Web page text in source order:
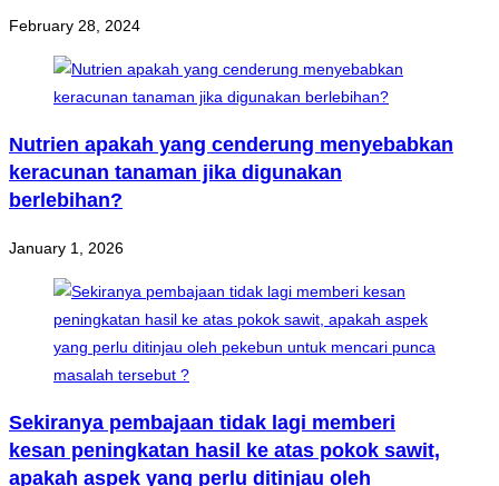
February 28, 2024
Nutrien apakah yang cenderung menyebabkan
keracunan tanaman jika digunakan
berlebihan?
January 1, 2026
Sekiranya pembajaan tidak lagi memberi
kesan peningkatan hasil ke atas pokok sawit,
apakah aspek yang perlu ditinjau oleh